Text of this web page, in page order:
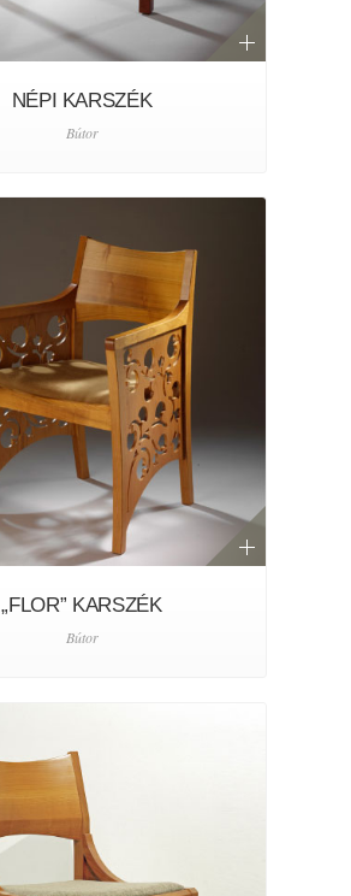
NÉPI KARSZÉK
Bútor
„FLOR” KARSZÉK
Bútor